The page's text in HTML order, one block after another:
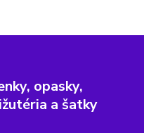
opasky,
a šatky